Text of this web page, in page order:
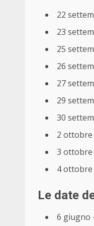
22
23
25
26
27
29
30
2 ottobre
3 ottobre
4 ottobre
Le date
6 giugno